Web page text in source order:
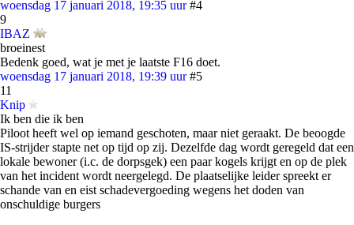
woensdag 17 januari 2018, 19:35 uur #4
9
IBAZ
broeinest
Bedenk goed, wat je met je laatste F16 doet.
woensdag 17 januari 2018, 19:39 uur #5
11
Knip
Ik ben die ik ben
Piloot heeft wel op iemand geschoten, maar niet geraakt. De beoogde
IS-strijder stapte net op tijd op zij. Dezelfde dag wordt geregeld dat een
lokale bewoner (i.c. de dorpsgek) een paar kogels krijgt en op de plek
van het incident wordt neergelegd. De plaatselijke leider spreekt er
schande van en eist schadevergoeding wegens het doden van
onschuldige burgers